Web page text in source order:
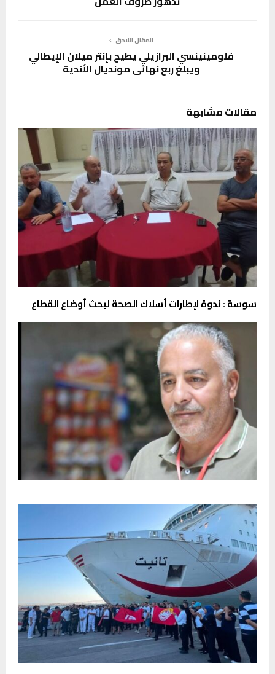
المقال اللاحق
فلومينينسي البرازيلي يطيح بإنتر ميلان الإيطالي
ويبلغ ربع نهائي مونديال الأندية
مقالات مشابهة
سوسة : ندوة لإطارات أسلاك الصحة لبحث أوضاع القطاع